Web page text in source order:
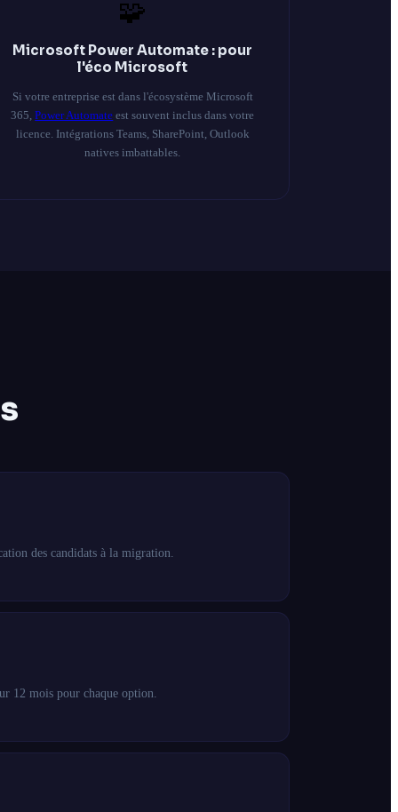
🧩
Microsoft Power Automate : pour
l'éco Microsoft
Si votre entreprise est dans l'écosystème Microsoft
365,Power Automate est souvent inclus dans votre
licence. Intégrations Teams, SharePoint, Outlook
natives imbattables.
des candidats à la migration.
12 mois pour chaque option.